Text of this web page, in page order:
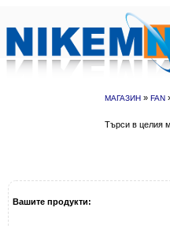
МАГАЗИН » FAN
Търси в целия
Вашите продукти: